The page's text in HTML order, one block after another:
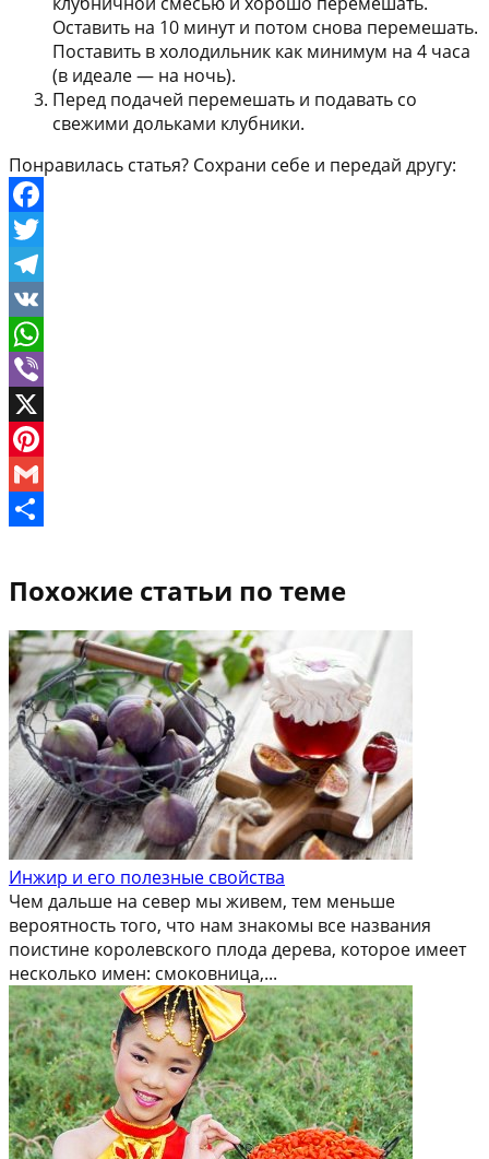
Оставить на 10 минут и потом снова перемешать.
Поставить в холодильник как минимум на 4 часа
(в идеале — на ночь).
Перед подачей перемешать и подавать со
свежими дольками клубники.
Понравилась статья? Сохрани себе и передай другу:
Facebook
Twitter
Telegram
VK
WhatsApp
Viber
X
Pinterest
Gmail
Похожие статьи по теме
Инжир и его полезные свойства
Чем дальше на север мы живем, тем меньше
вероятность того, что нам знакомы все названия
поистине королевского плода дерева, которое имеет
несколько имен: смоковница,...